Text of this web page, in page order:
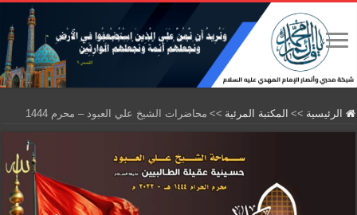
الرئيسية >> المكتبة المرئية >> محاضرات الشيخ علي العبود – محرم 1444